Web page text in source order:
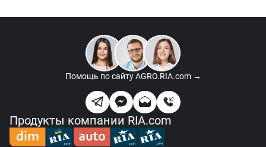
Помощь по сайтуAGRO.RIA.com →
Продукты компании RIA.com